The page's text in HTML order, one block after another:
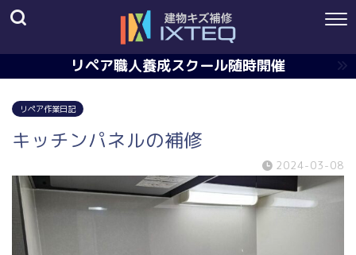
リペア職人養成スクール随時開催
リペア作業日記
キッチンパネルの補修
2024-03-08